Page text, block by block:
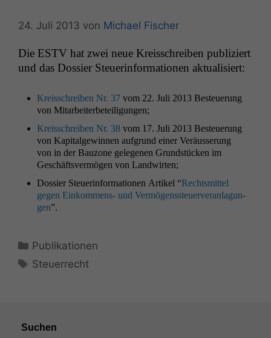
24. Juli 2013 von Michael Fischer
Die ESTV hat zwei neue Kreiss­chreiben pub­liziert
und das Dossier Steuer­in­for­ma­tio­nen aktualisiert:
Kreiss­chreiben Nr. 37 vom 22. Juli 2013 Besteuerung
von Mitarbeiterbeteiligungen;
Kreiss­chreiben Nr. 38 vom 17. Juli 2013 Besteuerung
von Kap­i­tal­gewin­nen auf­grund ein­er Veräusserung
von in der Bau­zone gele­ge­nen Grund­stück­en im
Geschäftsver­mö­gen von Landwirten;
Dossier Steuer­in­for­ma­tio­nen Artikel “Rechtsmit­tel
gegen Einkom­mens- und Ver­mö­genss­teuerver­an­la­gun­
gen”.
Kategorien
Publikationen
Schlagwörter
Steuerrecht
Suchen